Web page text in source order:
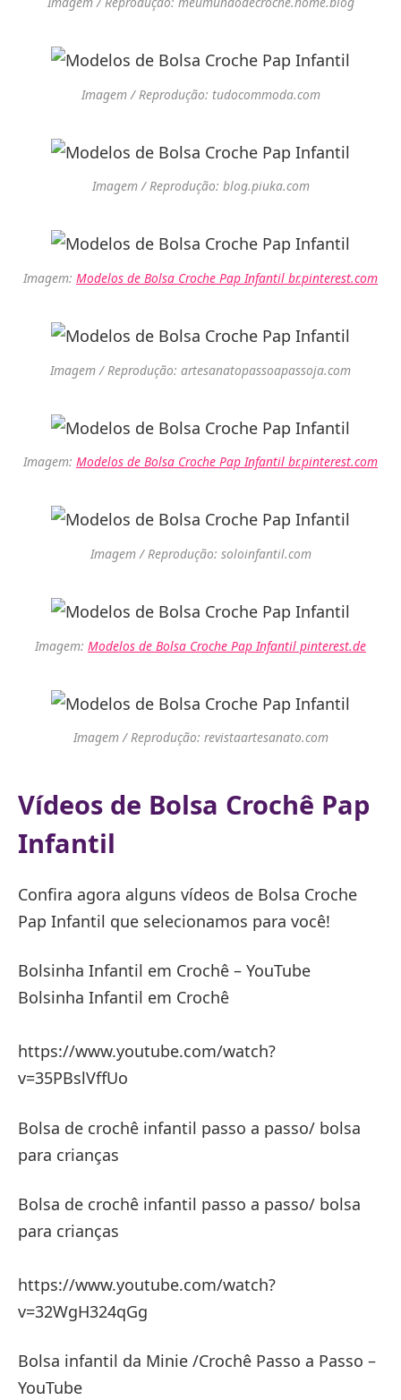
Imagem / Reprodução: tudocommoda.com
Imagem / Reprodução: blog.piuka.com
Imagem: Modelos de Bolsa Croche Pap Infantil br.pinterest.com
Imagem / Reprodução: artesanatopassoapassoja.com
Imagem: Modelos de Bolsa Croche Pap Infantil br.pinterest.com
Imagem / Reprodução: soloinfantil.com
Imagem: Modelos de Bolsa Croche Pap Infantil pinterest.de
Imagem / Reprodução: revistaartesanato.com
Vídeos de Bolsa Crochê Pap
Infantil
Confira agora alguns vídeos de Bolsa Croche
Pap Infantil que selecionamos para você!
Bolsinha Infantil em Crochê – YouTube
Bolsinha Infantil em Crochê
https://www.youtube.com/watch?
v=35PBslVffUo
Bolsa de crochê infantil passo a passo/ bolsa
para crianças
Bolsa de crochê infantil passo a passo/ bolsa
para crianças
https://www.youtube.com/watch?
v=32WgH324qGg
Bolsa infantil da Minie /Crochê Passo a Passo –
YouTube